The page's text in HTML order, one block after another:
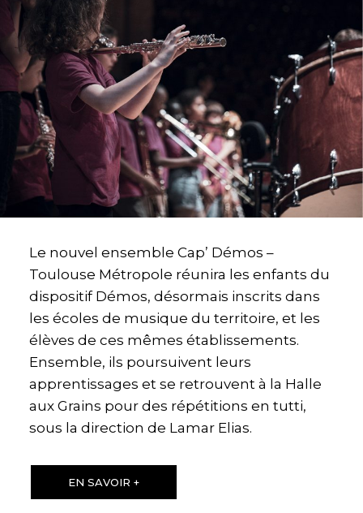
Le nouvel ensemble Cap’ Démos –
Toulouse Métropole réunira les enfants du
dispositif Démos, désormais inscrits dans
les écoles de musique du territoire, et les
élèves de ces mêmes établissements.
Ensemble, ils poursuivent leurs
apprentissages et se retrouvent à la Halle
aux Grains pour des répétitions en tutti,
sous la direction de Lamar Elias.
EN SAVOIR +